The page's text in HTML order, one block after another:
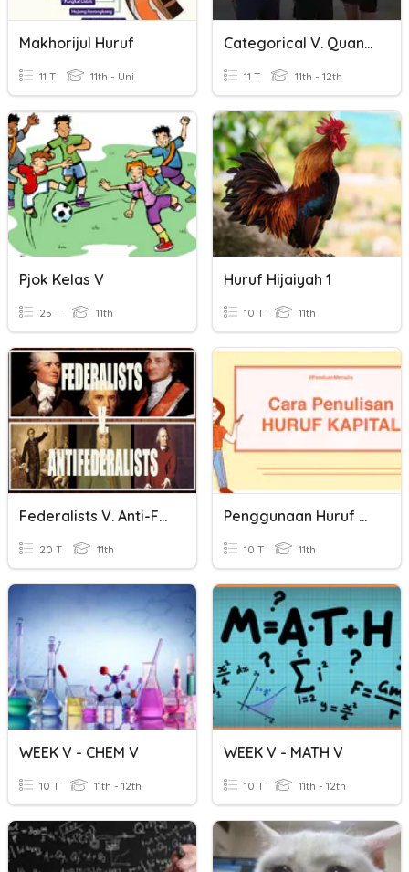
Makhorijul Huruf
11 T 11th - Uni
Categorical V. Quantitative
11 T 11th - 12th
Pjok Kelas V
25 T 11th
Huruf Hijaiyah 1
10 T 11th
Federalists V. Anti-Federalists
20 T 11th
Penggunaan Huruf Kapital
10 T 11th
WEEK V - CHEM V
10 T 11th - 12th
WEEK V - MATH V
10 T 11th - 12th